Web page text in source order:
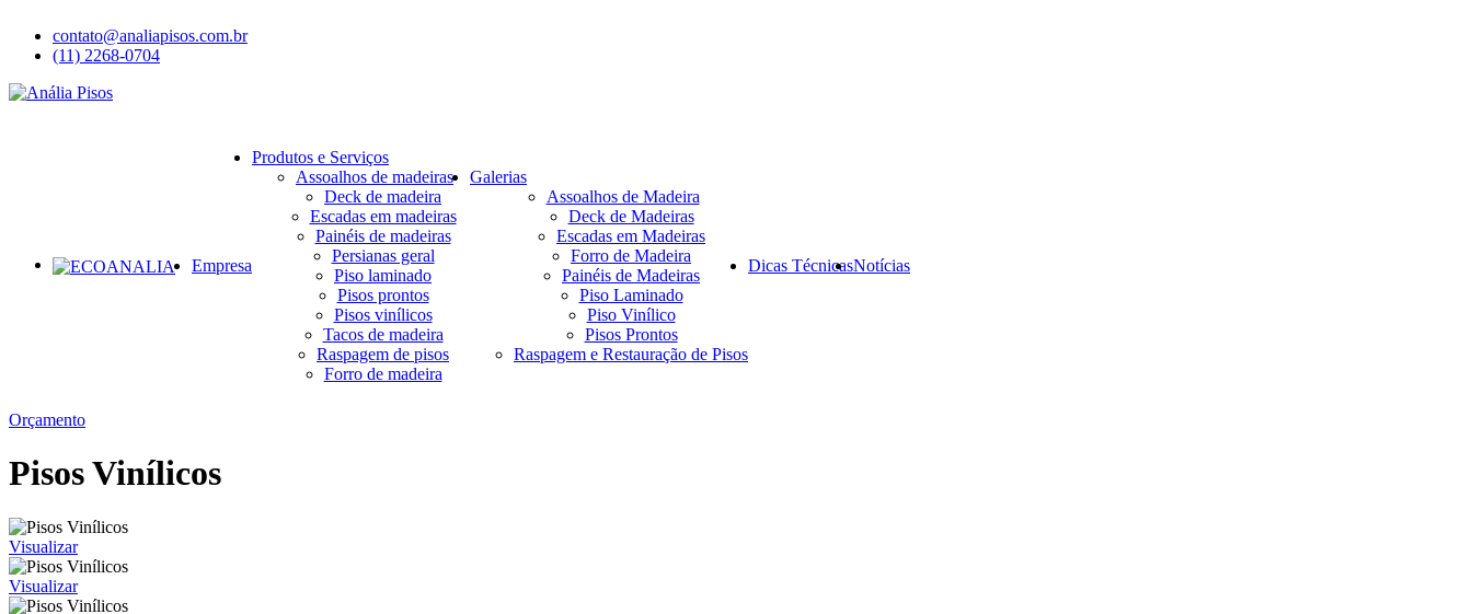
contato@analiapisos.com.br
(11) 2268-0704
Empresa
Produtos e Serviços
Assoalhos de madeiras
Deck de madeira
Escadas em madeiras
Painéis de madeiras
Persianas geral
Piso laminado
Pisos prontos
Pisos vinílicos
Tacos de madeira
Raspagem de pisos
Forro de madeira
Galerias
Assoalhos de Madeira
Deck de Madeiras
Escadas em Madeiras
Forro de Madeira
Painéis de Madeiras
Piso Laminado
Piso Vinílico
Pisos Prontos
Raspagem e Restauração de Pisos
Dicas TécnicasNotícias
Orçamento
Pisos Vinílicos
Visualizar
Visualizar